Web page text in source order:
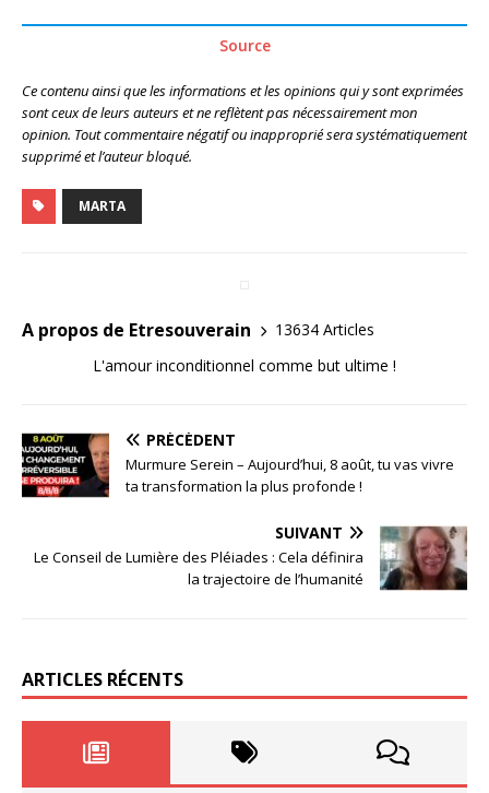
Source
Ce contenu ainsi que les informations et les opinions qui y sont exprimées
sont ceux de leurs auteurs et ne reflètent pas nécessairement mon
opinion. Tout commentaire négatif ou inapproprié sera systématiquement
supprimé et l’auteur bloqué.
MARTA
A propos de Etresouverain
13634 Articles
L'amour inconditionnel comme but ultime !
PRÉCÉDENT
Murmure Serein – Aujourd’hui, 8 août, tu vas vivre
ta transformation la plus profonde !
SUIVANT
Le Conseil de Lumière des Pléiades : Cela définira
la trajectoire de l’humanité
ARTICLES RÉCENTS